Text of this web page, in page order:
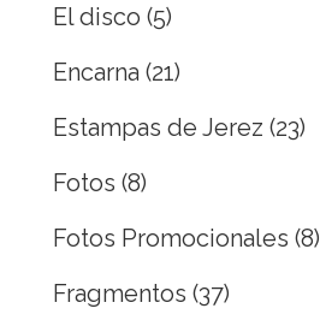
El disco (5)
Encarna (21)
Estampas de Jerez (23)
Fotos (8)
Fotos Promocionales (8)
Fragmentos (37)